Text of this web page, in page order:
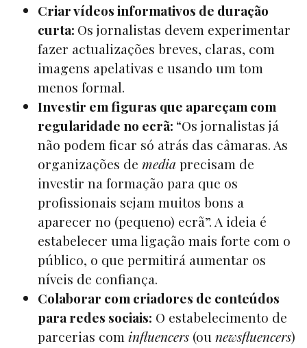
Criar vídeos informativos de duração
curta: Os jornalistas devem experimentar
fazer actualizações breves, claras, com
imagens apelativas e usando um tom
menos formal.
Investir em figuras que apareçam com
regularidade no ecrã: “Os jornalistas já
não podem ficar só atrás das câmaras. As
organizações de media precisam de
investir na formação para que os
profissionais sejam muitos bons a
aparecer no (pequeno) ecrã”. A ideia é
estabelecer uma ligação mais forte com o
público, o que permitirá aumentar os
níveis de confiança.
Colaborar com criadores de conteúdos
para redes sociais: O estabelecimento de
parcerias com influencers (ou newsfluencers)